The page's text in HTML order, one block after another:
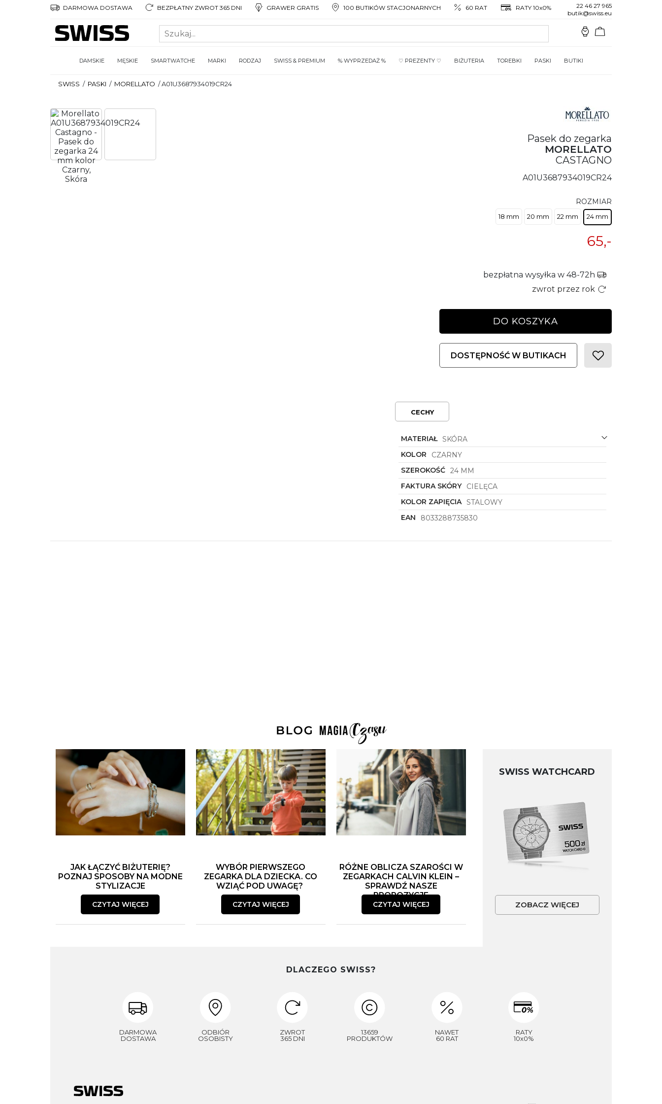
DARMOWA DOSTAWA BEZPŁATNY ZWROT 365 DNI GRAWER GRATIS 100 BUTIKÓW STACJONARNYCH 60 RAT RATY 10x0%
22 46 27 965
butik@swiss.eu
DAMSKIE MĘSKIE SMARTWATCHE MARKI RODZAJ SWISS & PREMIUM % WYPRZEDAŻ % ♡ PREZENTY ♡ BIŻUTERIA TOREBKI PASKI BUTIKI
SWISS / PASKI / MORELLATO /A01U3687934019CR24
Pasek do zegarka
MORELLATO
CASTAGNO
A01U3687934019CR24
ROZMIAR
18 mm 20 mm 22 mm 24 mm
65,-
bezpłatna wysyłka w 48-72h
zwrot przez rok
DO KOSZYKA
DOSTĘPNOŚĆ W BUTIKACH
CECHY
MATERIAŁ SKÓRA
KOLOR
CZARNY
SZEROKOŚĆ 24 MM
FAKTURA SKÓRY
CIELĘCA
KOLOR ZAPIĘCIA STALOWY
EAN
8033288735830
JAK ŁĄCZYĆ BIŻUTERIĘ?
POZNAJ SPOSOBY NA MODNE
STYLIZACJE
CZYTAJ WIĘCEJ
WYBÓR PIERWSZEGO
ZEGARKA DLA DZIECKA. CO
WZIĄĆ POD UWAGĘ?
CZYTAJ WIĘCEJ
RÓŻNE OBLICZA SZAROŚCI W
ZEGARKACH CALVIN KLEIN –
SPRAWDŹ NASZE
PROPOZYCJE
CZYTAJ WIĘCEJ
SWISS WATCHCARD
ZOBACZ WIĘCEJ
DLACZEGO SWISS?
DARMOWA
DOSTAWA
ODBIÓR
OSOBISTY
ZWROT
365 DNI
13659
PRODUKTÓW
NAWET
60 RAT
RATY
10x0%